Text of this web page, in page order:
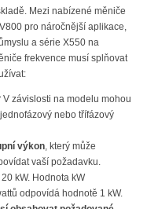
Mezi nabízené měniče
pro náročnější aplikace,
a série X550 na
frekvence musí splňovat
V závislosti na modelu mohou
nebo třífázový
výkon , který může
vaší požadavku.
kW. Hodnota kW
odpovídá hodnotě 1 kW.